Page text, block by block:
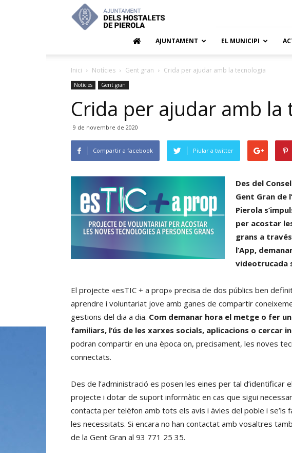
Hostalets
de
AJUNTAMENT EL MUNICIPI
Inici Notícies Gent gran Crida per ajudar amb la tecnologia
Notícies Gent gran
Crida per ajudar amb la
9 de novembre de 2020
Compartir a facebook Piular a twitter
Des del
Gent Gran de
Pierola
per acostar
grans a
l’App,
videotrucada
El projecte «esTIC + a prop» precisa de dos públics ben
aprendre i voluntariat jove amb ganes de compartir
gestions del dia a dia. Com demanar hora el metge o fer
familiars, l’ús de les xarxes socials, aplicacions o cercar
podran compartir en una època on, precisament, les noves
connectats.
Des de l’administració es posen les eines per tal d’identificar
projecte i dotar de suport informàtic en cas que sigui
contacta per telèfon amb tots els avis i àvies del poble i se’ls
les necessitats. Si encara no han contactat amb vosaltres
de la Gent Gran al 93 771 25 35.